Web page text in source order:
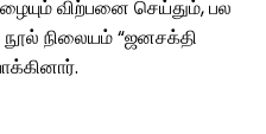
விற்பனை செய்தும், பல
நிலையம் “ஜனசக்தி